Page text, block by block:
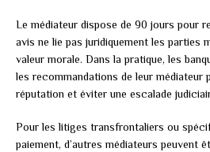
Le médiateur dispose de 90 jours pour
avis ne lie pas juridiquement les parties
valeur morale. Dans la pratique, les
les recommandations de leur médiateur
réputation et éviter une escalade
Pour les litiges transfrontaliers ou
paiement, d’autres médiateurs peuvent